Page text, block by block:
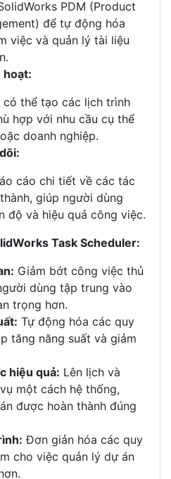
PDM (Product
để tự động hóa
việc và quản lý tài liệu
hoạt:
có thể tạo các lịch trình
hợp với nhu cầu cụ thể
doanh nghiệp.
cáo chi tiết về các tác
giúp người dùng
độ và hiệu quả công việc.
Task Scheduler:
Giảm bớt công việc thủ
dùng tập trung vào
trọng hơn.
Tự động hóa các quy
tăng năng suất và giảm
hiệu quả: Lên lịch và
một cách hệ thống,
được hoàn thành đúng
Đơn giản hóa các quy
cho việc quản lý dự án